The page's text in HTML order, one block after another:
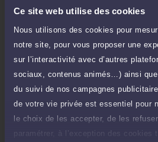
Ce site web utilise des cookies
Nous utilisons des cookies pour
notre site, pour vous proposer une
sur l’interactivité avec d’autres
sociaux, contenus animés…) ainsi
du suivi de nos campagnes
de votre vie privée est essentiel pour
le choix de les accepter, de les
paramétrer, à l’exception des cookies
Etude de votre dossier +
Compétences